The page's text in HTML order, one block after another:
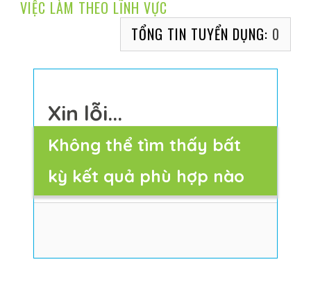
VIỆC LÀM THEO LĨNH VỰC
TỔNG TIN TUYỂN DỤNG: 0
Xin lỗi...
Không thể tìm thấy bất
kỳ kết quả phù hợp nào